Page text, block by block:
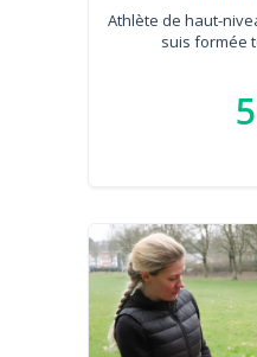
Athlète de haut-
suis formée